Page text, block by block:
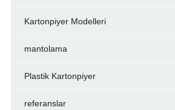
Kartonpiyer Modelleri
mantolama
Plastik Kartonpiyer
referanslar